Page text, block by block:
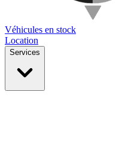
Véhicules en stock
Location
Services